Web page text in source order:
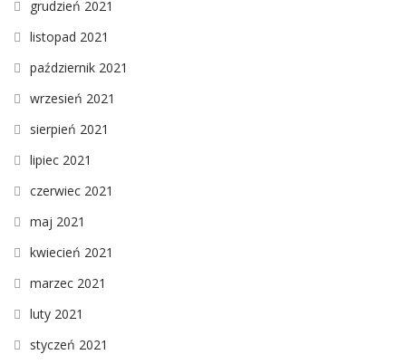
grudzień 2021
listopad 2021
październik 2021
wrzesień 2021
sierpień 2021
lipiec 2021
czerwiec 2021
maj 2021
kwiecień 2021
marzec 2021
luty 2021
styczeń 2021